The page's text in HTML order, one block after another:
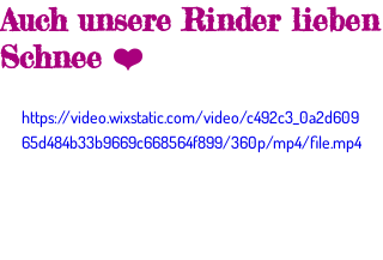
Auch unsere Rinder lieben
Schnee ❤️
https://video.wixstatic.com/video/c492c3_0a2d609
65d484b33b9669c668564f899/360p/mp4/file.mp4